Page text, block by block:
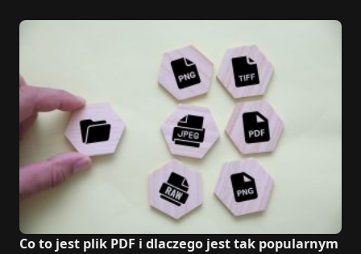
Co to jest plik PDF i dlaczego jest tak popularnym